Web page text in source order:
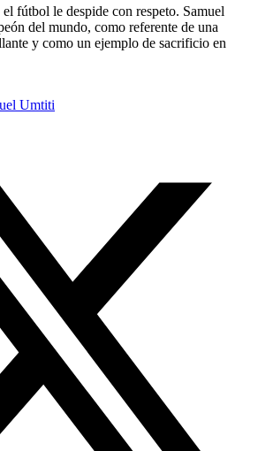
el fútbol le despide con respeto. Samuel
del mundo, como referente de una
y como un ejemplo de sacrificio en
Umtiti